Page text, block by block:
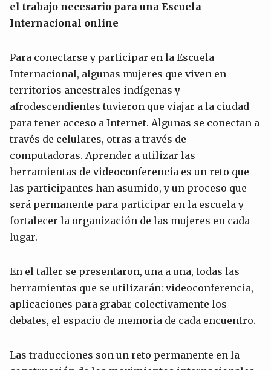
el trabajo necesario para una Escuela
Internacional online
Para conectarse y participar en la Escuela
Internacional, algunas mujeres que viven en
territorios ancestrales indígenas y
afrodescendientes tuvieron que viajar a la ciudad
para tener acceso a Internet. Algunas se conectan a
través de celulares, otras a través de
computadoras. Aprender a utilizar las
herramientas de videoconferencia es un reto que
las participantes han asumido, y un proceso que
será permanente para participar en la escuela y
fortalecer la organización de las mujeres en cada
lugar.
En el taller se presentaron, una a una, todas las
herramientas que se utilizarán: videoconferencia,
aplicaciones para grabar colectivamente los
debates, el espacio de memoria de cada encuentro.
Las traducciones son un reto permanente en la